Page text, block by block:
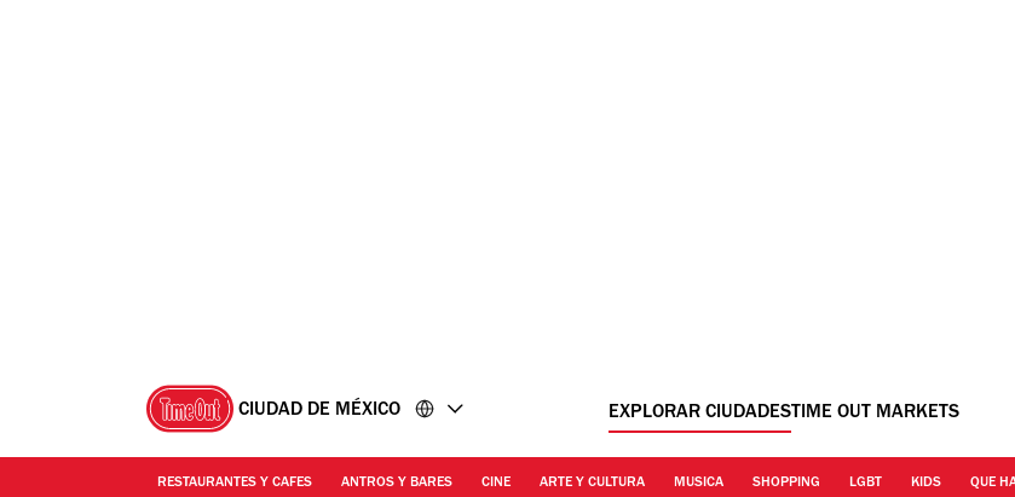
CIUDAD DE MÉXICO EXPLORAR CIUDADESTIME OUT MARKETS
RESTAURANTES Y CAFES ANTROS Y BARES CINE ARTE Y CULTURA MUSICA SHOPPING LGBT KIDS QUE